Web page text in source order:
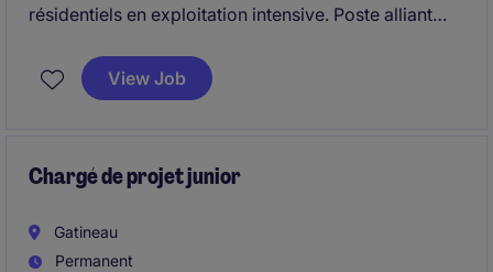
résidentiels en exploitation intensive. Poste alliant
interventions techniques ponctuelles.
View Job
Chargé de projet junior
Gatineau
Permanent